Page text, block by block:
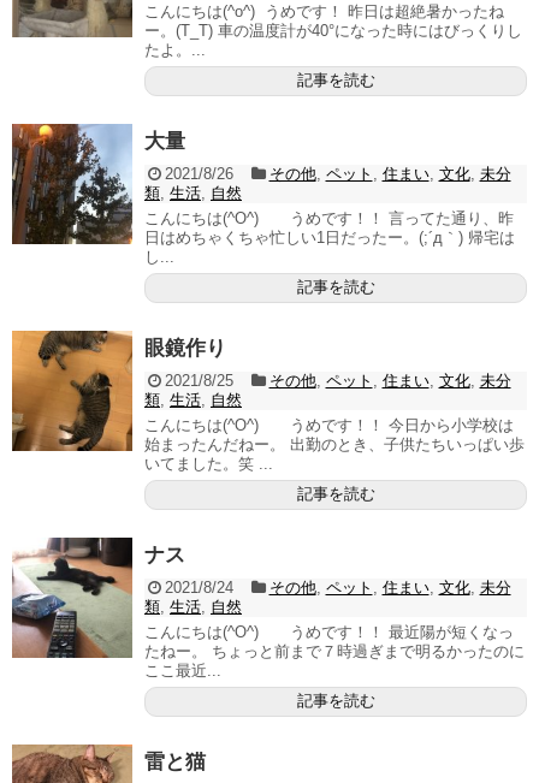
こんにちは(^o^) うめです！ 昨日は超絶暑かったね
ー。(T_T) 車の温度計が40°になった時にはびっくりし
たよ。...
記事を読む
大量
2021/8/26 その他, ペット 住まい, 文化, 未分
類 生活 自然
こんにちは(^O^) うめです！！ 言ってた通り、昨
日はめちゃくちゃ忙しい1日だったー。(;´д｀) 帰宅は
し...
記事を読む
眼鏡作り
2021/8/25 その他, ペット 住まい, 文化, 未分
類 生活 自然
こんにちは(^O^) うめです！！ 今日から小学校は
始まったんだねー。 出勤のとき、子供たちいっぱい歩
いてました。笑 ...
記事を読む
ナス
2021/8/24 その他, ペット 住まい, 文化, 未分
類 生活 自然
こんにちは(^O^) うめです！！ 最近陽が短くなっ
たねー。 ちょっと前まで７時過ぎまで明るかったのに
ここ最近...
記事を読む
雷と猫